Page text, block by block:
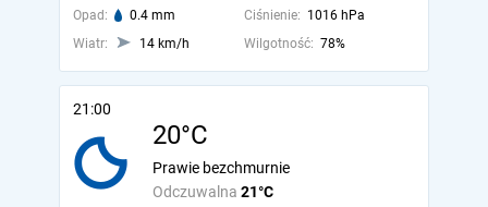
Opad: 0.4 mm Ciśnienie: 1016 hPa
Wiatr:
14 km/h Wilgotność: 78%
21:00
20°C
Odczuwalna 21°C
Prawie bezchmurnie